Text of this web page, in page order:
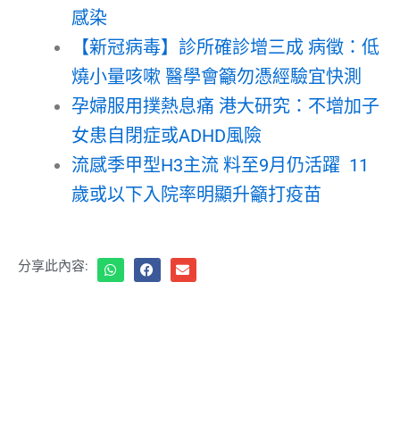
感染
【新冠病毒】診所確診增三成 病徵：低
燒小量咳嗽 醫學會籲勿憑經驗宜快測
孕婦服用撲熱息痛 港大研究：不增加子
女患自閉症或ADHD風險
流感季甲型H3主流 料至9月仍活躍 11
歲或以下入院率明顯升籲打疫苗
分享此內容: